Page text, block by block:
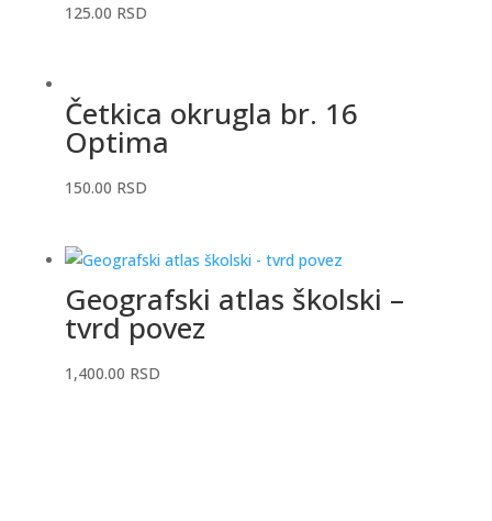
125.00 RSD
Četkica okrugla br. 16
Optima
150.00 RSD
Geografski atlas školski –
tvrd povez
1,400.00 RSD